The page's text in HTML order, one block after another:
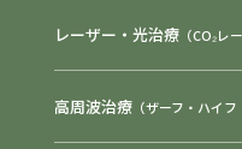
レーザー・光治療 （CO₂レ
高周波治療 （ザーフ・ハイ